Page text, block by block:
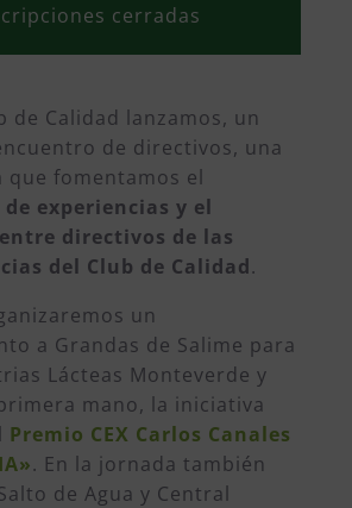
cerradas
de Calidad lanzamos, un
de directivos, una
que fomentamos el
experiencias y el
directivos de las
del Club de Calidad.
un
a Grandas de Salime para
Lácteas Monteverde y
mano, la iniciativa
Premio CEX Carlos Canales
. En la jornada también
de Agua y Central